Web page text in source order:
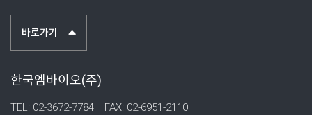
바로가기
한국엠바이오(주)
TEL: 02-3672-7784
FAX: 02-6951-2110